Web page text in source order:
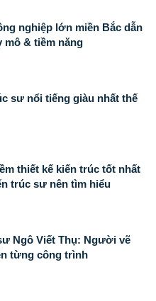
nghiệp lớn miền Bắc dẫn
mô & tiềm năng
sư nổi tiếng giàu nhất thế
thiết kế kiến ​​trúc tốt nhất
​​trúc sư nên tìm hiểu
Ngô Viết Thụ: Người vẽ
từng công trình